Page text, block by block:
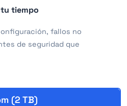
tiempo
fallos no
de seguridad que
(2 TB)